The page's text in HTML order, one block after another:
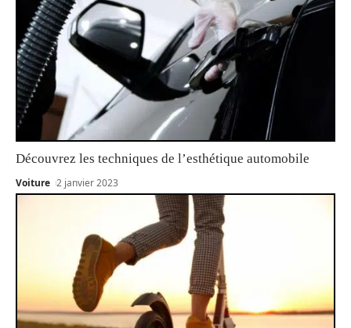
Découvrez les techniques de l’esthétique automobile
Voiture 2 janvier 2023